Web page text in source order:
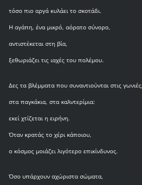
τόσο πιο αργά κυλάει το σκοτάδι.
Η αγάπη, ένα μικρό, αόρατο σύνορο,
αντιστέκεται στη βία,
ξεθωριάζει τις ιαχές του πολέμου.
Δες τα βλέμματα που συναντιούνται στις γωνιές,
στα παγκάκια, στα καλντερίμια:
εκεί χτίζεται η ειρήνη.
Όταν κρατάς το χέρι κάποιου,
ο κόσμος μοιάζει λιγότερο επικίνδυνος.
Όσο υπάρχουν αχώριστα σώματα,